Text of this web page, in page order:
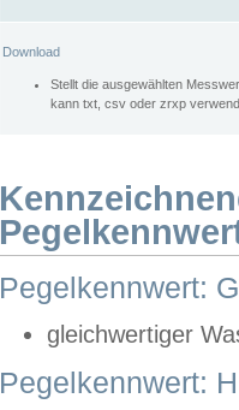
Download
Stellt die ausgewählten
kann txt, csv oder zrxp
Pegelkennwert:
gleichwertiger
Pegelkennwert: